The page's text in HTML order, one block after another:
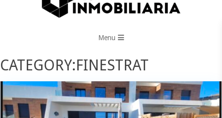
Soñada
Menu
CATEGORY:FINESTRAT